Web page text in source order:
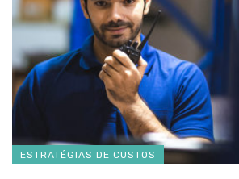
ESTRATÉGIAS DE CUSTOS